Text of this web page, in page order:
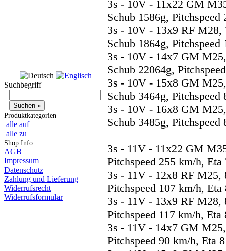
Suchbegriff
Produktkategorien
alle auf
alle zu
Shop Info
AGB
Impressum
Datenschutz
Zahlung und Lieferung
Widerrufsrecht
Widerrufsformular
3s - 10V - 11x22 GM
Schub 1586g,
3s - 10V - 13x9 RF M28,
Schub 1864g,
3s - 10V - 14x7 GM
Schub 22064g,
3s - 10V - 15x8 GM
Schub 3464g,
3s - 10V - 16x8 GM
Schub 3485g,
3s - 11V - 11x22 GM
Pitchspeed 255 km/h,
3s - 11V - 12x8 RF M25,
Pitchspeed 107 km/h, Eta
3s - 11V - 13x9 RF M28,
Pitchspeed 117 km/h, Eta
3s - 11V - 14x7 GM
Pitchspeed 90 km/h, Eta